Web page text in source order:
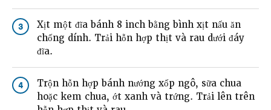
3
Xịt một đĩa bánh 8 inch bằng bình xịt nấu ăn
chống dính. Trải hỗn hợp thịt và rau dưới đáy
đĩa.
4
Trộn hỗn hợp bánh nướng xốp ngô, sữa chua
hoặc kem chua, ớt xanh và trứng. Trải lên trên